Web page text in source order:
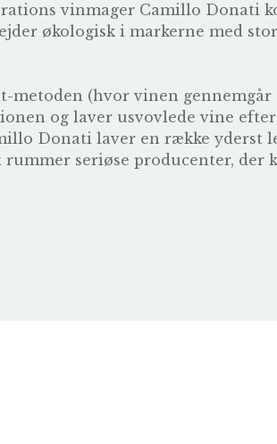
vinmager Camillo Donati
økologisk i markerne med
(hvor vinen
og laver usvovlede vine
Donati laver en række yderst
seriøse producenter, der